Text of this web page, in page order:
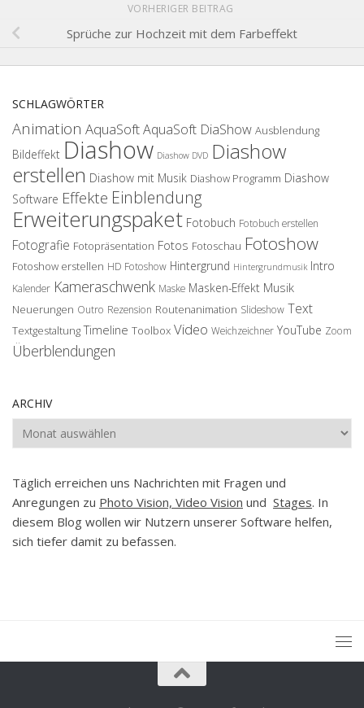
VORHERIGER BEITRAG
Sprüche zur Hochzeit mit dem Farbeffekt
SCHLAGWÖRTER
Animation AquaSoftAquaSoft DiaShow Ausblendung
Bildeffekt Diashow Diashow DVD Diashow
erstellen Diashow mit Musik Diashow Programm Diashow
Software Effekte Einblendung
Erweiterungspaket Fotobuch Fotobuch erstellen
Fotografie Fotopräsentation Fotos Fotoschau Fotoshow
Fotoshow erstellen HD Fotoshow Hintergrund Hintergrundmusik Intro
Kalender Kameraschwenk Maske Masken-Effekt Musik
Neuerungen Outro Rezension Routenanimation Slideshow Text
Textgestaltung Timeline Toolbox Video Weichzeichner YouTube Zoom
Überblendungen
ARCHIV
Archiv
Täglich erreichen uns Nachrichten mit Fragen und
Anregungen zu Photo Vision, Video Vision und Stages. In
diesem Blog wollen wir Nutzern unserer Software helfen,
sich tiefer damit zu befassen.